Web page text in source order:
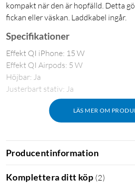
kompakt när den är hopfälld. Detta
fickan eller väskan. Laddkabel ingår.
LÄS MER OM
Specifikationer
Effekt QI iPhone: 15 W
Effekt QI Airpods: 5 W
Höjbar: Ja
Justerbart stativ: Ja
Producentinformation
Komplettera ditt köp (2)